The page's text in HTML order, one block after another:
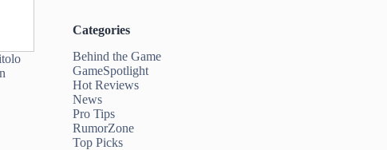
Categories
Behind the Game
GameSpotlight
Hot Reviews
News
Pro Tips
RumorZone
Top Picks